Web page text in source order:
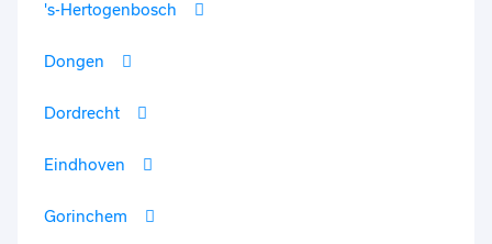
's-Hertogenbosch
Dongen
Dordrecht
Eindhoven
Gorinchem